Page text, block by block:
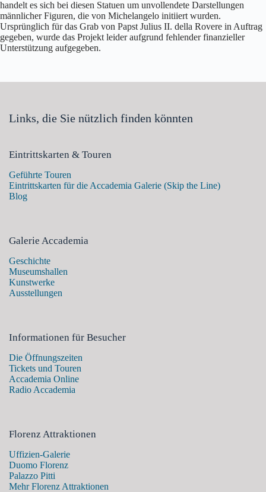
handelt es sich bei diesen Statuen um unvollendete Darstellungen
männlicher Figuren, die von Michelangelo initiiert wurden.
Ursprünglich für das Grab von Papst Julius II. della Rovere in Auftrag
gegeben, wurde das Projekt leider aufgrund fehlender finanzieller
Unterstützung aufgegeben.
Links, die Sie nützlich finden könnten
Eintrittskarten & Touren
Geführte Touren
Eintrittskarten für die Accademia Galerie (Skip the Line)
Blog
Galerie Accademia
Geschichte
Museumshallen
Kunstwerke
Ausstellungen
Informationen für Besucher
Die Öffnungszeiten
Tickets und Touren
Accademia Online
Radio Accademia
Florenz Attraktionen
Uffizien-Galerie
Duomo Florenz
Palazzo Pitti
Mehr Florenz Attraktionen